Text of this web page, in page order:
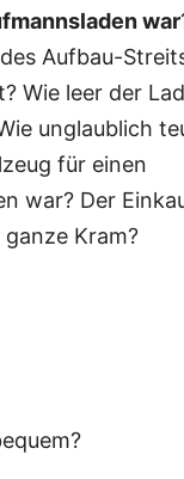
war
Aufbau-
Wie leer der
unglaublich
für einen
war? Der
ganze Kram?